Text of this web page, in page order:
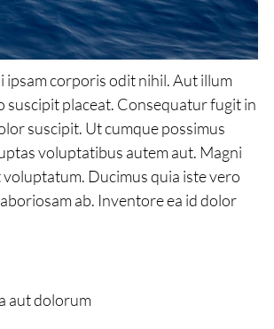
ipsam corporis odit nihil. Aut illum
suscipit placeat. Consequatur fugit in
suscipit. Ut cumque possimus
voluptatibus autem aut. Magni
Ducimus quia iste vero
ab. Inventore ea id dolor
aut dolorum